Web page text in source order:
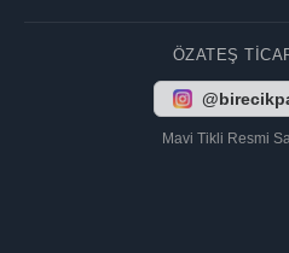
ÖZATEŞ
Mavi Tikli Resmi